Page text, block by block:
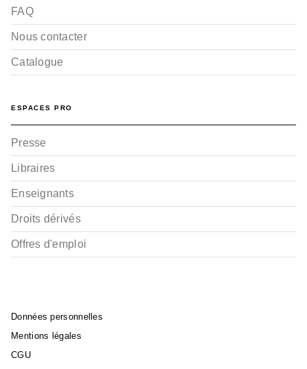
FAQ
Nous contacter
Catalogue
ESPACES PRO
Presse
Libraires
Enseignants
Droits dérivés
Offres d'emploi
Données personnelles
Mentions légales
CGU